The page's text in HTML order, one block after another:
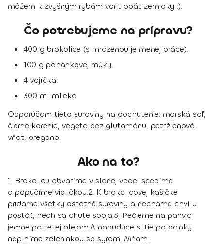
môžem k zvyšným rybám variť opäť zemiaky :).
Čo potrebujeme na prípravu?
400 g brokolice (s mrazenou je menej práce),
100 g pohánkovej múky,
4 vajíčka,
300 ml mlieka.
Odporúčam tieto suroviny na dochutenie: morská soľ,
čierne korenie, vegeta bez glutamánu, petržlenová
vňať, oregano.
Ako na to?
1. Brokolicu obvaríme v slanej vode, scedíme
a popučíme vidličkou.2. K brokolicovej kašičke
pridáme všetky ostatné suroviny a necháme chvíľu
postáť, nech sa chute spoja.3. Pečieme na panvici
jemne potretej olejom.A nabudúce si tie palacinky
naplníme zeleninkou so syrom. Mňam!